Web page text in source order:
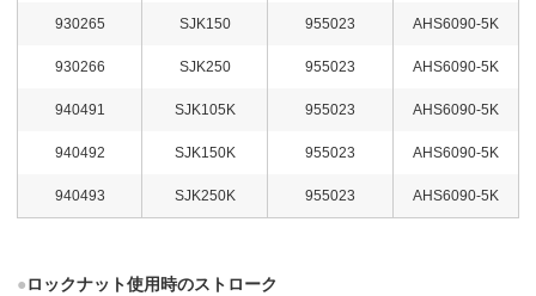
930265 SJK150 955023 AHS6090-5K
930266 SJK250 955023 AHS6090-5K
940491 SJK105K 955023 AHS6090-5K
940492 SJK150K 955023 AHS6090-5K
940493 SJK250K 955023 AHS6090-5K
●ロックナット使用時のストローク